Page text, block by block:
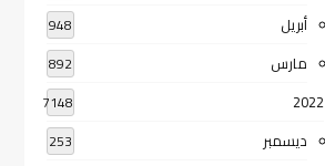
أبريل 948
مارس 892
2022
7148
ديسمبر 253